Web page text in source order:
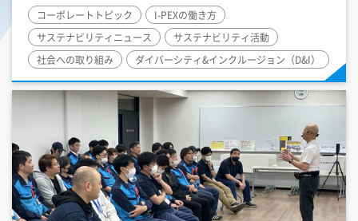
コーポレートトピック I-PEXの働き方
サステナビリティニュース
サステナビリティ活動
社会への取り組み
ダイバーシティ&インクルージョン（D&I）